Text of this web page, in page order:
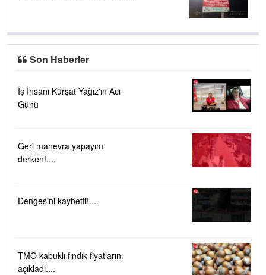
Son Haberler
İş İnsanı Kürşat Yağız'ın Acı
Günü
Geri manevra yapayım
derken!....
Dengesini kaybetti!....
TMO kabuklı fındık fiyatlarını
açıkladı....